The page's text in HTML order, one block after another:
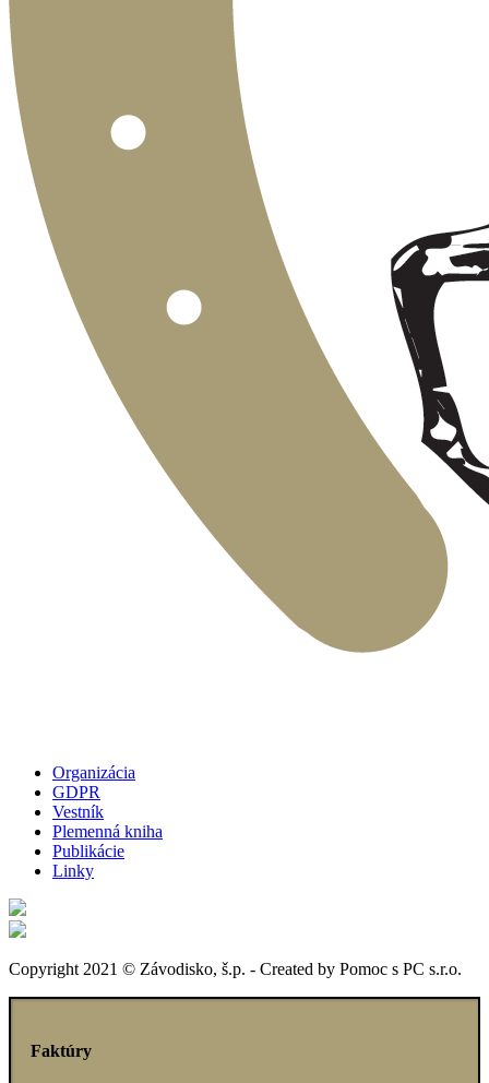
Organizácia
GDPR
Vestník
Plemenná kniha
Publikácie
Linky
Copyright 2021 © Závodisko, š.p. - Created by Pomoc s PC s.r.o.
Faktúry